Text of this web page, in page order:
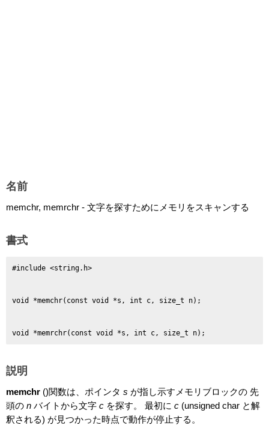
名前
memchr, memrchr - 文字を探すためにメモリをスキャンする
書式
void *memrchr(const void *s, int c, size_t n);
説明
memchr ()関数は、ポインタ s が指し示すメモリブロックの 先
頭の n バイトから文字 c を探す。 最初に c (unsigned char と解
釈される) が見つかった時点で動作が停止する。